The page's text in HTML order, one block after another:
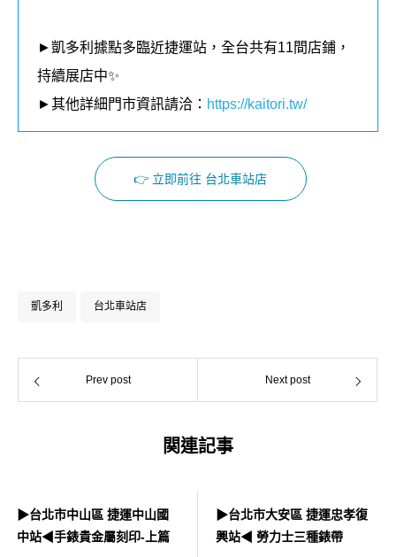
►凱多利據點多臨近捷運站，全台共有11間店鋪，
持續展店中✨
►其他詳細門市資訊請洽： https://kaitori.tw/
👉 立即前往 台北車站店
凱多利 台北車站店
Prev post Next post
関連記事
▶台北市中山區 捷運中山國
中站◀手錶貴金屬刻印-上篇
▶台北市大安區 捷運忠孝復
興站◀ 勞力士三種錶帶